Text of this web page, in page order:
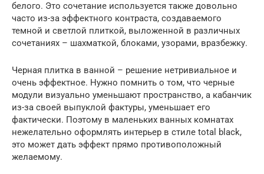
белого. Это сочетание используется также довольно
часто из-за эффектного контраста, создаваемого
темной и светлой плиткой, выложенной в различных
сочетаниях – шахматкой, блоками, узорами, вразбежку.
Черная плитка в ванной – решение нетривиальное и
очень эффектное. Нужно помнить о том, что черные
модули визуально уменьшают пространство, а кабанчик
из-за своей выпуклой фактуры, уменьшает его
фактически. Поэтому в маленьких ванных комнатах
нежелательно оформлять интерьер в стиле total black,
это может дать эффект прямо противоположный
желаемому.